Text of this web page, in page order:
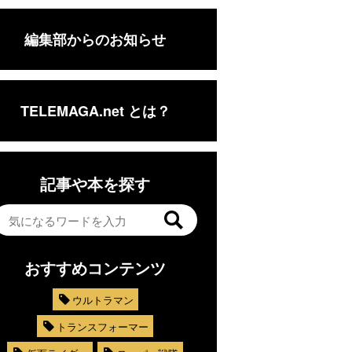
編集部からのお知らせ
TELEMAGA.net とは？
記事や本を探す
おすすめコンテンツ
ウルトラマン
トランスフォーマー